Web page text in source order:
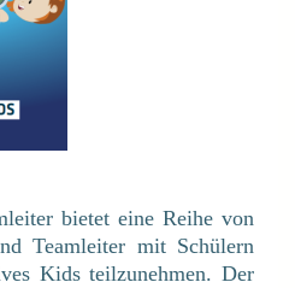
bietet eine Reihe von
Teamleiter mit Schülern
Kids teilzunehmen. Der